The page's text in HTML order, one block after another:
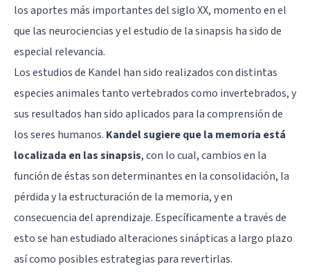
los aportes más importantes del siglo XX, momento en el
que las neurociencias y el estudio de la sinapsis ha sido de
especial relevancia.
Los estudios de Kandel han sido realizados con distintas
especies animales tanto vertebrados como invertebrados, y
sus resultados han sido aplicados para la comprensión de
los seres humanos. Kandel sugiere que la memoria está
localizada en las sinapsis, con lo cual, cambios en la
función de éstas son determinantes en la consolidación, la
pérdida y la estructuración de la memoria, y en
consecuencia del aprendizaje. Específicamente a través de
esto se han estudiado alteraciones sinápticas a largo plazo
así como posibles estrategias para revertirlas.